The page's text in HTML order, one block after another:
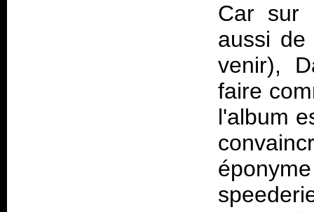
Car sur
aussi
venir),
faire
l'album